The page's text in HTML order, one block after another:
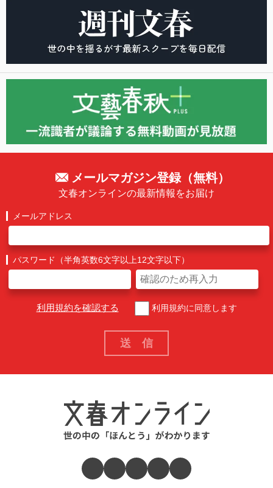
メールマガジン登録（無料）
文春オンラインの最新情報をお届け
メールアドレス
パスワード（半角英数6文字以上12文字以下）
利用規約を確認する 利用規約に同意します